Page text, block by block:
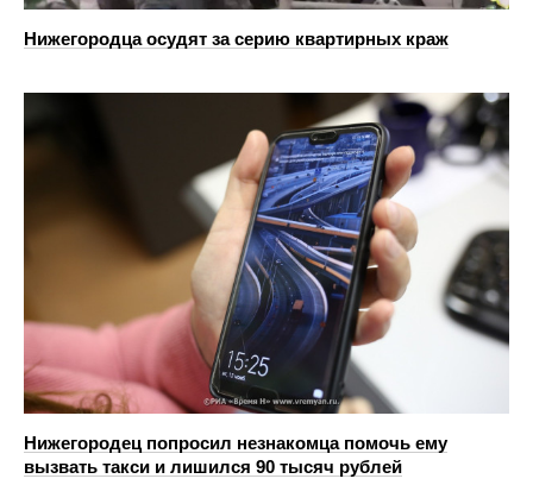
Нижегородца осудят за серию квартирных краж
Нижегородец попросил незнакомца помочь ему
вызвать такси и лишился 90 тысяч рублей